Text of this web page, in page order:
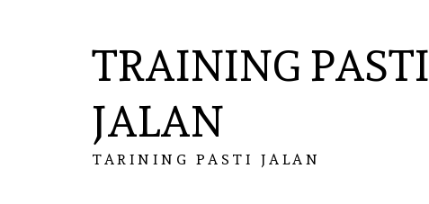
TRAINING PASTI
JALAN
TARINING PASTI JALAN